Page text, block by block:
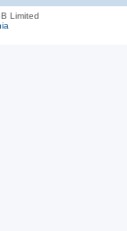
Limited